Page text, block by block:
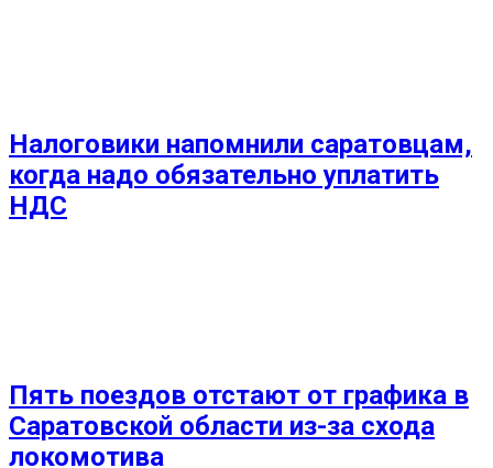
Налоговики напомнили саратовцам,
когда надо обязательно уплатить
НДС
Пять поездов отстают от графика в
Саратовской области из-за схода
локомотива